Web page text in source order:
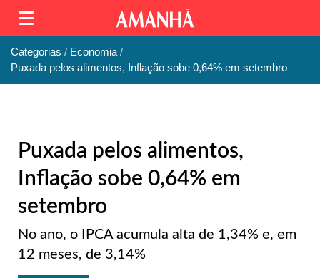
Categorias
Economia
Puxada pelos alimentos, Inflação sobe 0,64% em setembro
Puxada pelos alimentos,
Inflação sobe 0,64% em
setembro
No ano, o IPCA acumula alta de 1,34% e, em
12 meses, de 3,14%